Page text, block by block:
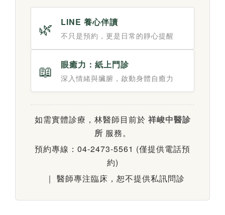
🌿 LINE 養心伴讀
不只是預約，更是日常的靜心提醒
📖 眼癒力：紙上門診
深入情緒與臟腑，啟動身體自癒力
如需實體診療，林醫師目前於 祥峻中醫診
所 服務。
預約專線：04-2473-5561 (僅提供電話預
約)
｜ 醫師專注臨床，恕不提供私訊問診